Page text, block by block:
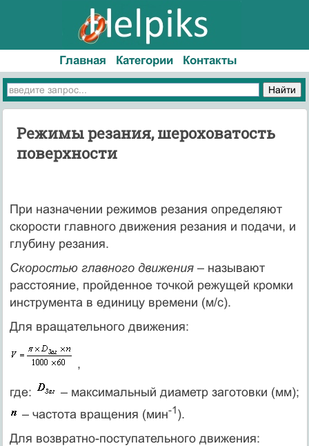
Главная Категории Контакты
Режимы резания, шероховатость
поверхности
При назначении режимов резания определяют
скорости главного движения резания и подачи, и
глубину резания.
Скоростью главного движения– называют
расстояние, пройденное точкой режущей кромки
инструмента в единицу времени (м/с).
Для вращательного движения:
,
где:
– максимальный диаметр заготовки (мм);
– частота вращения (мин-1).
Для возвратно-поступательного движения: